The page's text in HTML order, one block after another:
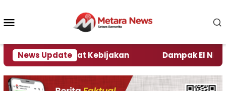
konten
News Update
Kata Pengamat Kebijakan Dampak El Nino,